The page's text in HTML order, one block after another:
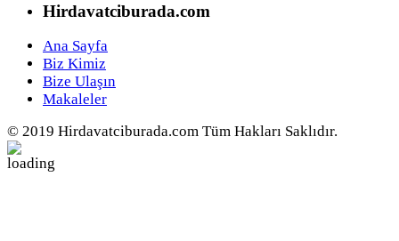
Hirdavatciburada.com
Ana Sayfa
Biz Kimiz
Bize Ulaşın
Makaleler
© 2019 Hirdavatciburada.com Tüm Hakları Saklıdır.